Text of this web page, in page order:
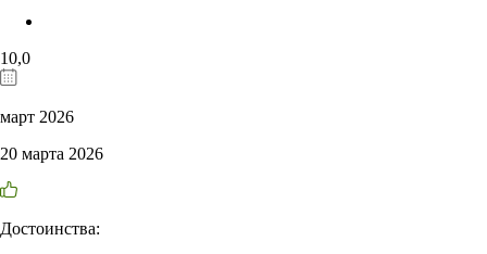
10,0
март 2026
20 марта 2026
Достоинства: